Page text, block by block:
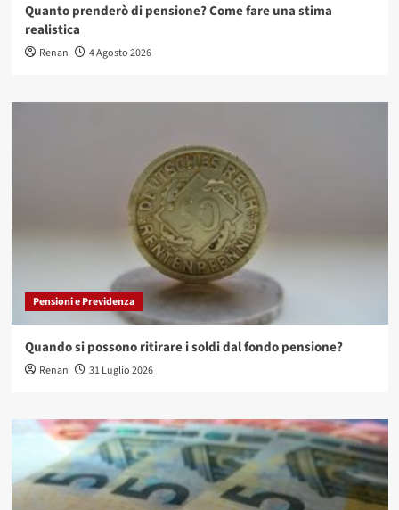
Quanto prenderò di pensione? Come fare una stima
realistica
Renan 4 Agosto 2026
Pensioni e Previdenza
Quando si possono ritirare i soldi dal fondo pensione?
Renan 31 Luglio 2026